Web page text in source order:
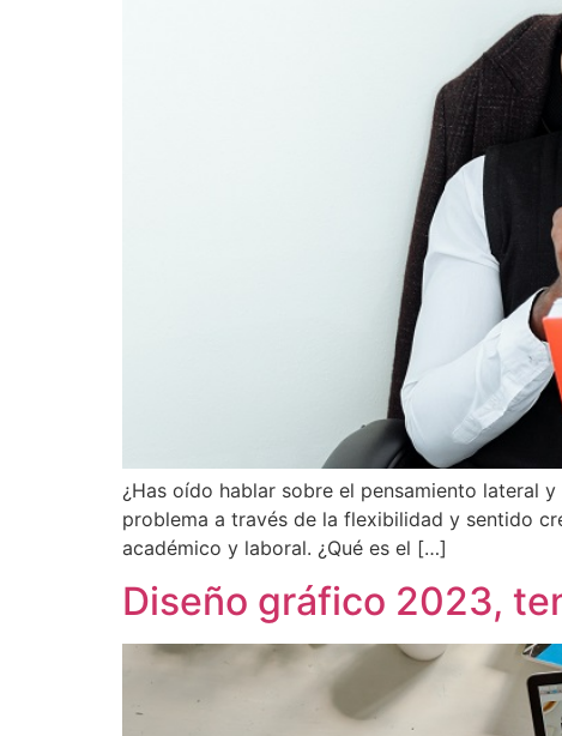
¿Has oído hablar sobre el pensamiento lateral
problema a través de la flexibilidad y sentido
académico y laboral. ¿Qué es el […]
Diseño gráfico 2023,